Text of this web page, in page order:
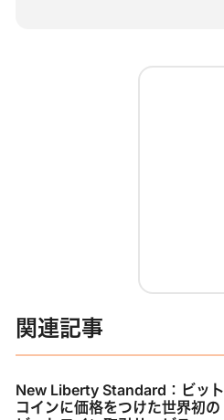
関連記事
New Liberty Standard：ビット
コインに価格をつけた世界初の